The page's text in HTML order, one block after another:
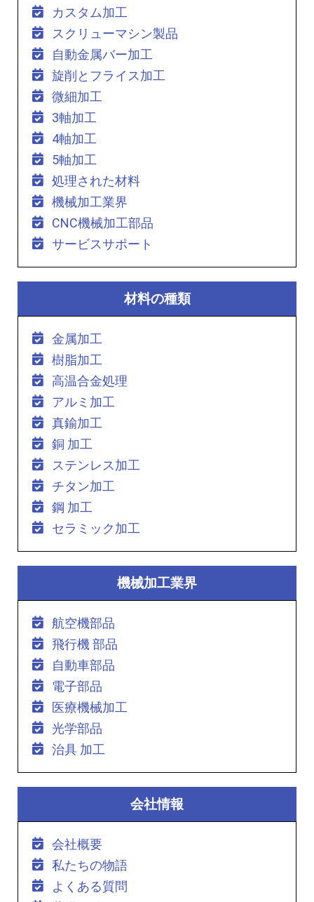
カスタム加工
スクリューマシン製品
自動金属バー加工
旋削とフライス加工
微細加工
3軸加工
4軸加工
5軸加工
処理された材料
機械加工業界
CNC機械加工部品
サービスサポート
材料の種類
金属加工
樹脂加工
高温合金処理
アルミ加工
真鍮加工
銅 加工
ステンレス加工
チタン加工
鋼 加工
セラミック加工
機械加工業界
航空機部品
飛行機 部品
自動車部品
電子部品
医療機械加工
光学部品
治具 加工
会社情報
会社概要
私たちの物語
よくある質問